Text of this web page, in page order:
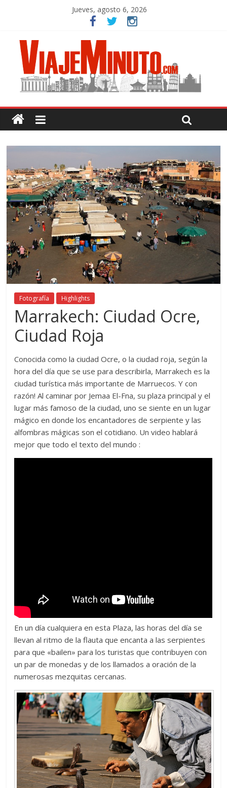
Jueves, agosto 6, 2026
Fotografía Highlights
Marrakech: Ciudad Ocre,
Ciudad Roja
Conocida como la ciudad Ocre, o la ciudad roja, según la
hora del día que se use para describirla, Marrakech es la
ciudad turística más importante de Marruecos. Y con
razón! Al caminar por Jemaa El-Fna, su plaza principal y el
lugar más famoso de la ciudad, uno se siente en un lugar
mágico en donde los encantadores de serpiente y las
alfombras mágicas son el cotidiano. Un video hablará
mejor que todo el texto del mundo :
En un día cualquiera en esta Plaza, las horas del día se
llevan al ritmo de la flauta que encanta a las serpientes
para que «bailen» para los turistas que contribuyen con
un par de monedas y de los llamados a oración de la
numerosas mezquitas cercanas.